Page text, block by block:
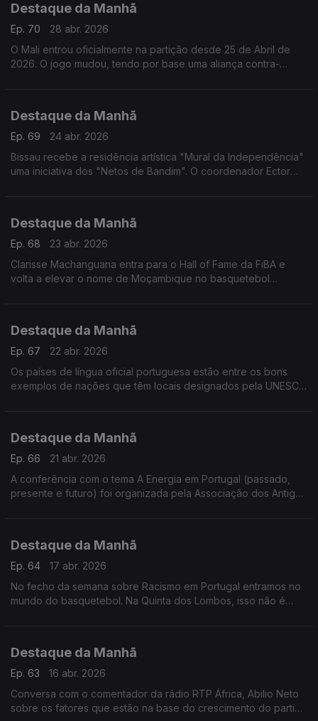
Destaque da Manhã
Ep. 70
28 abr. 2026
O Mali entrou oficialmente na partição desde 25 de Abril de
2026. O jogo mudou, tendo por base uma aliança contra-
Destaque da Manhã
Ep. 69
24 abr. 2026
Bissau recebe a residência artística "Mural da Independência"
uma iniciativa dos "Netos de Bandim". O coordenador Ector
Destaque da Manhã
Ep. 68
23 abr. 2026
Clarisse Machanguana entra para o Hall of Fame da FiBA e
volta a elevar o nome de Moçambique no basquetebol
Destaque da Manhã
Ep. 67
22 abr. 2026
Os países de língua oficial portuguesa estão entre os bons
exemplos de nações que têm locais designados pela UNESCO
Destaque da Manhã
Ep. 66
21 abr. 2026
A conferência com o tema A Energia em Portugal (passado,
presente e futuro) foi organizada pela Associação dos Antigos
Destaque da Manhã
Ep. 64
17 abr. 2026
No fecho da semana sobre Racismo em Portugal entramos no
mundo do basquetebol. Na Quinta dos Lombos, isso não é
Destaque da Manhã
Ep. 63
16 abr. 2026
Conversa com o comentador da rádio RTP África, Abilio Neto
sobre os fatores que estão na base do crescimento do partido